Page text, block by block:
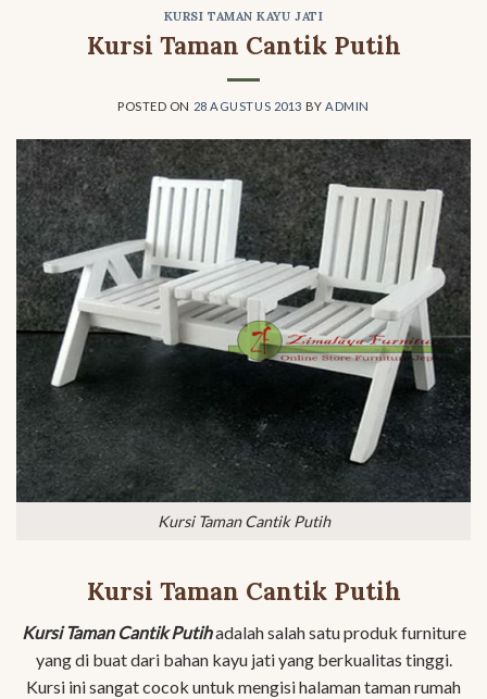
KURSI TAMAN KAYU JATI
Kursi Taman Cantik Putih
POSTED ON 28 AGUSTUS 2013 BYADMIN
Kursi Taman Cantik Putih
Kursi Taman Cantik Putih
Kursi Taman Cantik Putihadalah salah satu produk furniture
yang di buat dari bahan kayu jati yang berkualitas tinggi.
Kursi ini sangat cocok untuk mengisi halaman taman rumah